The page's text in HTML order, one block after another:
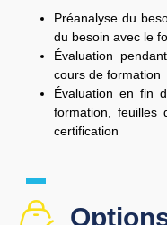
Préanalyse du
du besoin avec le
Évaluation
cours de formation
Évaluation en fin
formation, feuilles
certification